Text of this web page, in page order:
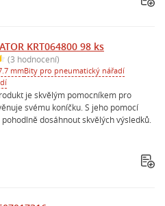
KRT064800 98 ks
(3 hodnocení)
mmBity pro pneumatický nářadí
je skvělým pomocníkem pro
svému koníčku. S jeho pomocí
dosáhnout skvělých výsledků.